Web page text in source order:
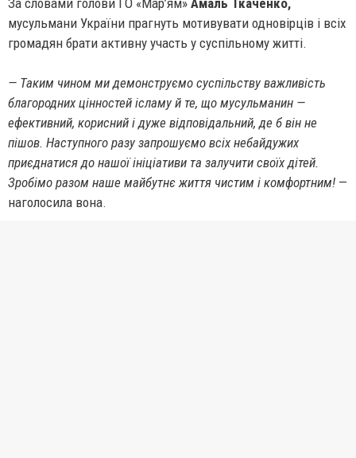
За словами голови ГО «Мар’ям» Амаль Ткаченко,
мусульмани України прагнуть мотивувати одновірців і всіх
громадян брати активну участь у суспільному житті.
— Таким чином ми демонструємо суспільству важливість
благородних цінностей ісламу й те, що мусульманин —
ефективний, корисний і дуже відповідальний, де б він не
пішов. Наступного разу запрошуємо всіх небайдужих
приєднатися до нашої ініціативи та залучити своїх дітей.
Зробімо разом наше майбутнє життя чистим і комфортним! —
наголосила вона.